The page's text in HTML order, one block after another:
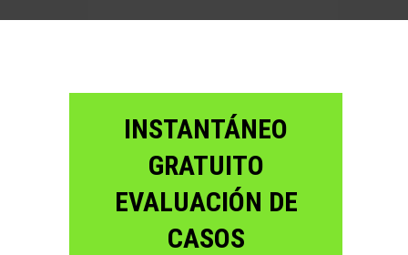
INSTANTÁNEO
GRATUITO
EVALUACIÓN DE
CASOS